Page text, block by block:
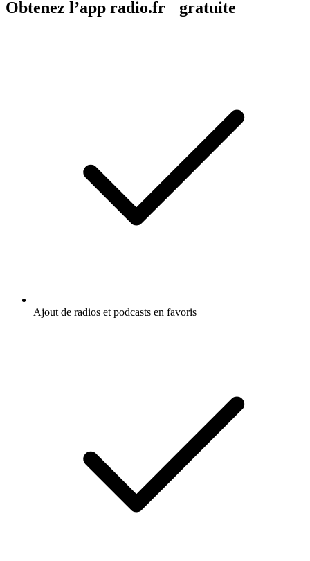
Obtenez l’app radio.fr gratuite
Ajout de radios et podcasts en favoris